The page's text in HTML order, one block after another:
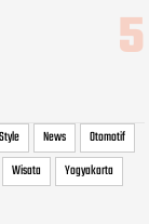
News
Otomotif
Wisata Yogyakarta